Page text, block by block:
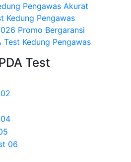
Pengawas Akurat
Kedung Pengawas
Promo Bergaransi
Test Kedung Pengawas
Test